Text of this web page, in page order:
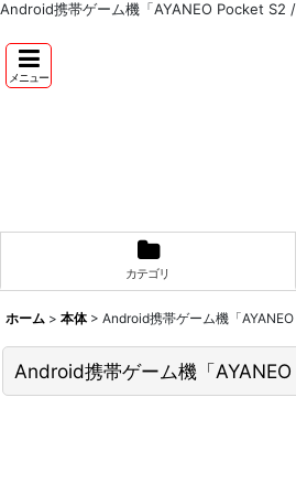
Android携帯ゲーム機「AYANEO Pocket S2 /
メニュー
カテゴリ
ホーム > 本体 > Android携帯ゲーム機「
Android携帯ゲーム機「